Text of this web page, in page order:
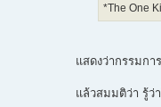
*The One
แสดงว่ากรรมก
แล้วสมมติว่า รู้ว่